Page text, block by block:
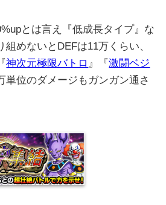
とは言え『低成長タイプ』な
めないとDEFは11万くらい、
神次元極限バトロ 』『激闘ベジ
単位のダメージもガンガン通さ